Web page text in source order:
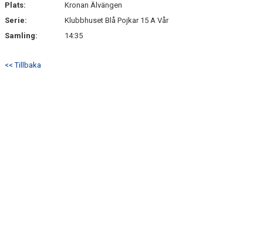
Plats:
Kronan Älvängen
Serie:
Klubbhuset Blå Pojkar 15 A Vår
Samling:
14:35
<< Tillbaka